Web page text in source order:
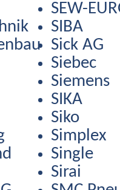
SEW-
SIBA
Sick AG
Siebec
Siemens
SIKA
Siko
Simplex
Single
Sirai